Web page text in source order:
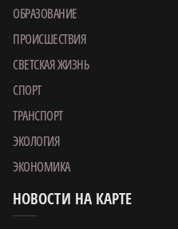
ОБРАЗОВАНИЕ
ПРОИСШЕСТВИЯ
СВЕТСКАЯ ЖИЗНЬ
СПОРТ
ТРАНСПОРТ
ЭКОЛОГИЯ
ЭКОНОМИКА
НОВОСТИ НА КАРТЕ